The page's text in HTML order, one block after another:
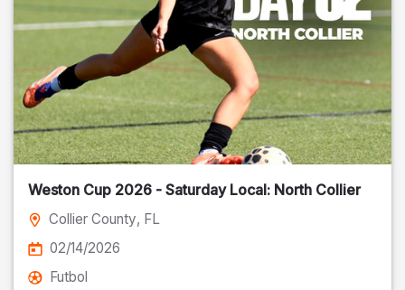
Weston Cup 2026 - Saturday Local: North Collier
Collier County, FL
02/14/2026
Futbol